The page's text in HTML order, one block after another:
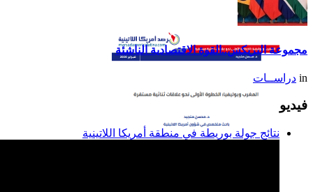
تقرير أمريكا اللاتينية لسنة
2014
مجموعة البريكس..القوة الاقتصادية الناشئة
in دراســات
فيديو
نتائج جولة بوريطة في منطقة أمريكا اللاتينية